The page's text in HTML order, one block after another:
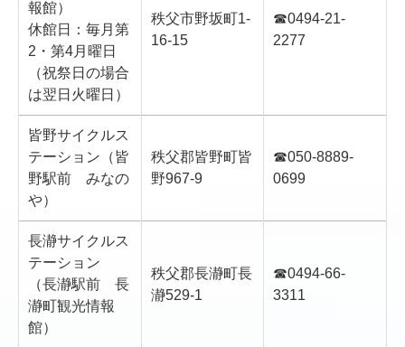
報館）
休館日：毎月第
2・第4月曜日
（祝祭日の場合
は翌日火曜日）
秩父市野坂町1-
16-15
☎0494-21-
2277
皆野サイクルス
テーション（皆
野駅前 みなの
や）
秩父郡皆野町皆
野967-9
☎050-8889-
0699
長瀞サイクルス
テーション
（長瀞駅前 長
瀞町観光情報
館）
秩父郡長瀞町長
瀞529-1
☎0494-66-
3311